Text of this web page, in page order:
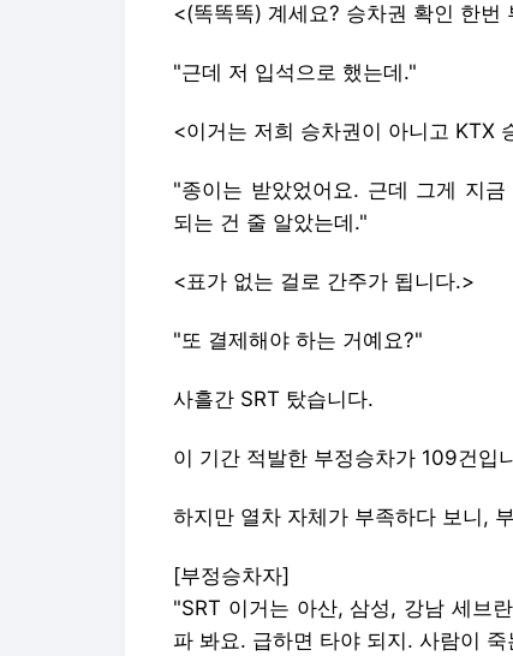
<(똑똑똑) 계세요? 승차권 확인 한번
"근데 저 입석으로 했는데."
<이거는 저희 승차권이 아니고 KTX
"종이는 받았었어요. 근데 그게 지
되는 건 줄 알았는데."
<표가 없는 걸로 간주가 됩니다.>
"또 결제해야 하는 거예요?"
사흘간 SRT 탔습니다.
이 기간 적발한 부정승차가 109건입
하지만 열차 자체가 부족하다 보니,
[부정승차자]
"SRT 이거는 아산, 삼성, 강남 세브
파 봐요. 급하면 타야 되지. 사람이